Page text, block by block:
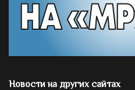
Новости на других сайтах